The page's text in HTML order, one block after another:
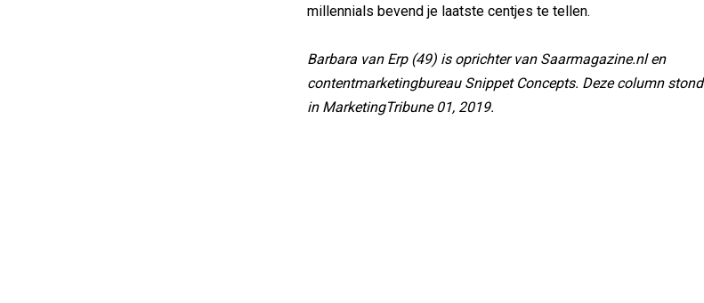
millennials bevend je laatste centjes te tellen.
Barbara van Erp (49) is oprichter van Saarmagazine.nl en
contentmarketingbureau Snippet Concepts. Deze column stond
in MarketingTribune 01, 2019.